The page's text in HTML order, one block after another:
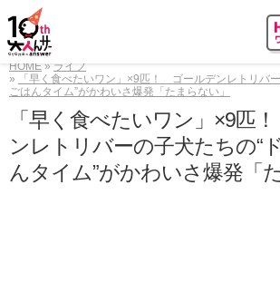
HOME
ライフ
「早く食べたいワン」×9匹！ ゴールデンレトリバ
ごはんタイム”がかわいさ爆発「たまらない」
「早く食べたいワン」×9匹
ンレトリバーの子犬たちの“
んタイム”がかわいさ爆発「